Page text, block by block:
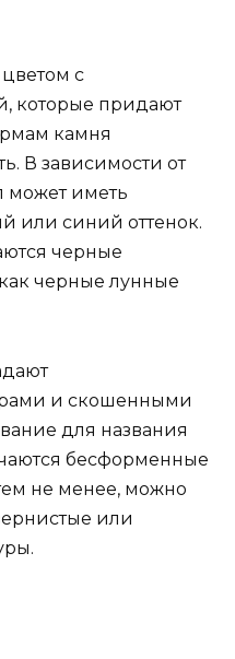
с
которые придают
камня
В зависимости от
может иметь
или синий оттенок.
черные
черные лунные
и скошенными
для названия
бесформенные
не менее, можно
или